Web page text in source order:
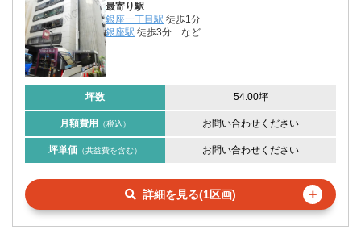
最寄り駅
銀座一丁目駅 徒歩1分
銀座駅 徒歩3分 など
坪数 54.00坪
月額費用 （税込） お問い合わせください
坪単価 （共益費を含む） お問い合わせください
詳細を見る(1区画) ＋